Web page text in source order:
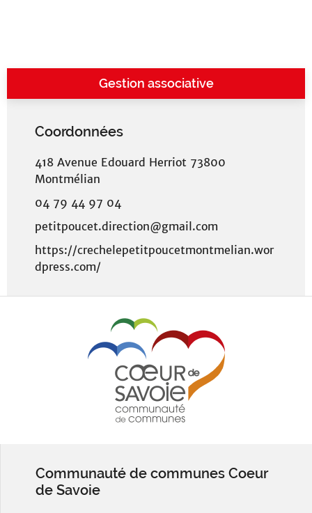
Gestion associative
Coordonnées
418 Avenue Edouard Herriot 73800
Montmélian
04 79 44 97 04
petitpoucet.direction@gmail.com
https://crechelepetitpoucetmontmelian.wor
dpress.com/
Communauté de communes Coeur
de Savoie